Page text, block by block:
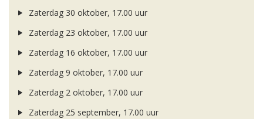
Zaterdag 30 oktober, 17.00 uur
Zaterdag 23 oktober, 17.00 uur
Zaterdag 16 oktober, 17.00 uur
Zaterdag 9 oktober, 17.00 uur
Zaterdag 2 oktober, 17.00 uur
Zaterdag 25 september, 17.00 uur